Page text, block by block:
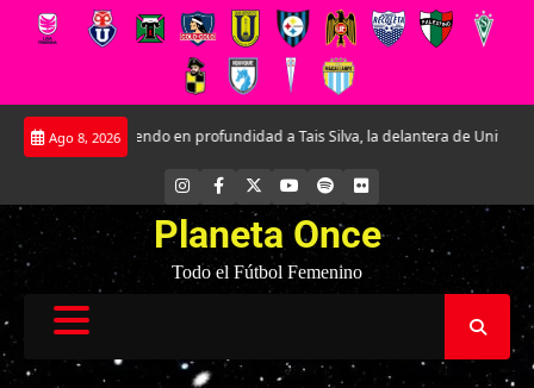
Saltar
Ago 8, 2026
Conociendo en profundidad a Tais Silva, la delantera de Universidad
INSTAGRAM
FACEBOOK YOUTUBE
SPOTIFYFLICKR
Planeta Once
Todo el Fútbol Femenino